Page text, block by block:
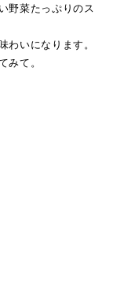
野菜たっぷりのス
わいになります。
みて。